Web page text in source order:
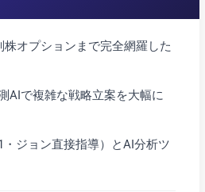
株オプションまで完全網羅した
AIで複雑な戦略立案を大幅に
ジョン直接指導）とAI分析ツ